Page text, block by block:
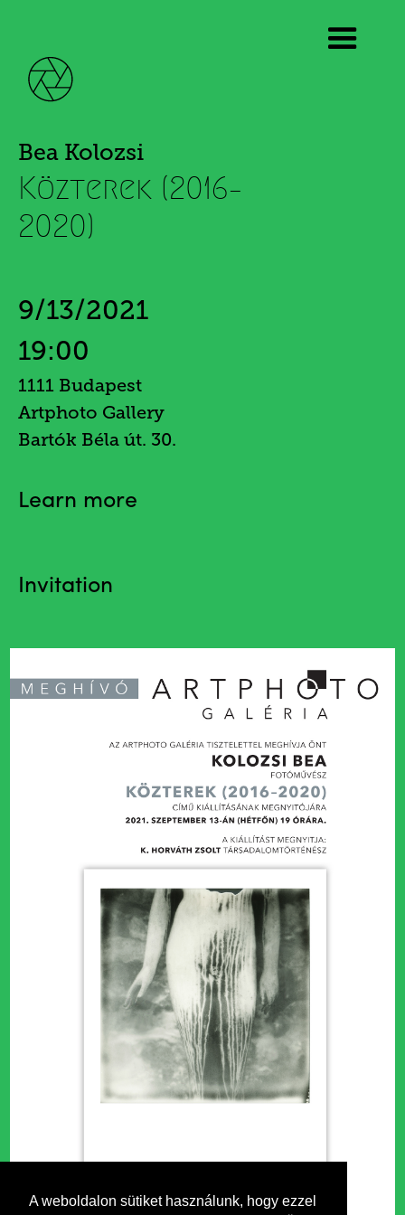
A weboldalon sütiket használunk, hogy ezzel
Bea Kolozsi
Közterek (2016–
2020)
9/13/2021
19:00
1111 Budapest
Artphoto Gallery
Bartók Béla út. 30.
Learn more
Invitation